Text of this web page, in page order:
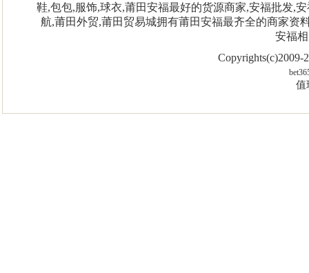
鞋,包包,服饰,球衣,莆田安福最好的货源商家,安福批发,
航,莆田外贸,莆田贸易城拥有莆田安福最齐全的商家资
安福
Copyrights(c)2009-
值